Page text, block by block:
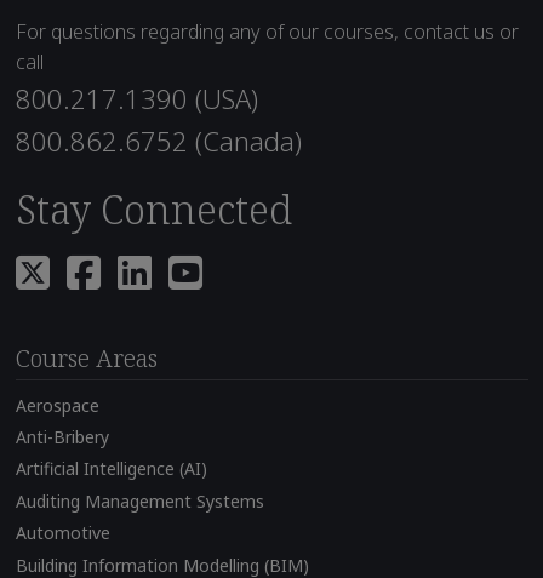
For questions regarding any of our courses, contact us or
call
800.217.1390 (USA)
800.862.6752 (Canada)
Stay Connected
Course Areas
Aerospace
Anti-Bribery
Artificial Intelligence (AI)
Auditing Management Systems
Automotive
Building Information Modelling (BIM)